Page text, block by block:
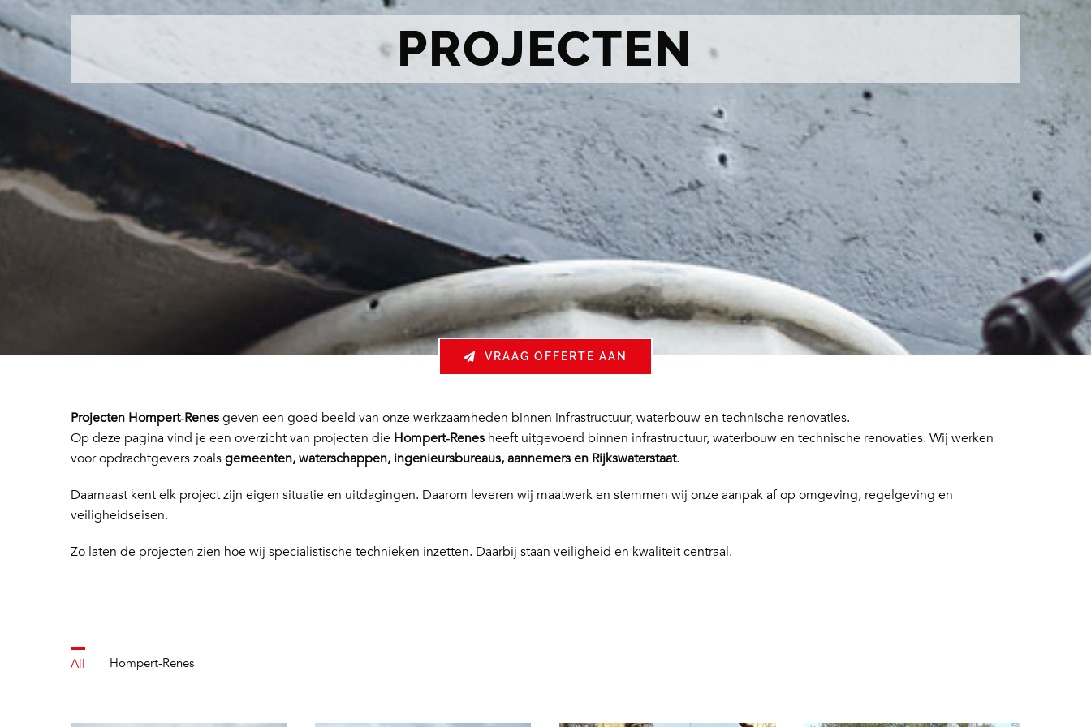
PROJECTEN
VRAAG OFFERTE AAN
Projecten Hompert‑Renesgeven een goed beeld van onze werkzaamheden binnen infrastructuur, waterbouw en technische renovaties.
Op deze pagina vind je een overzicht van projecten die Hompert‑Renesheeft uitgevoerd binnen infrastructuur, waterbouw en technische renovaties. Wij werken
voor opdrachtgevers zoalsgemeenten, waterschappen, ingenieursbureaus, aannemers en Rijkswaterstaat.
Daarnaast kent elk project zijn eigen situatie en uitdagingen. Daarom leveren wij maatwerk en stemmen wij onze aanpak af op omgeving, regelgeving en
veiligheidseisen.
Zo laten de projecten zien hoe wij specialistische technieken inzetten. Daarbij staan veiligheid en kwaliteit centraal.
All Hompert-Renes